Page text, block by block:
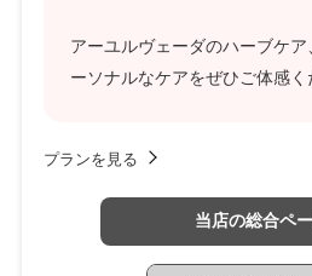
アーユルヴェーダのハーブケ
ーソナルなケアをぜひご体感く
プランを見る
当店の総合ペ